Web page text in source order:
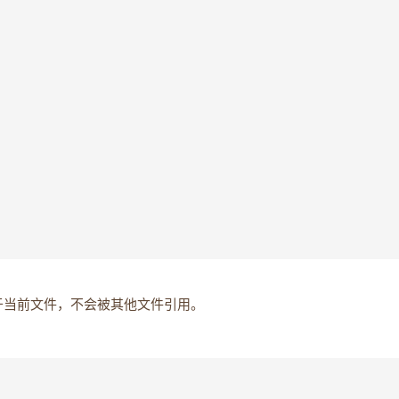
前文件，不会被其他文件引用。